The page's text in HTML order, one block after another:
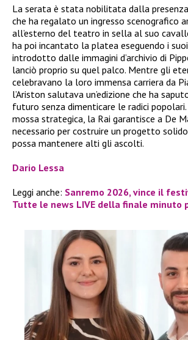
La serata è stata nobilitata dalla
che ha regalato un ingresso scenografico
all’esterno del teatro in sella al suo
ha poi incantato la platea eseguendo i
introdotto dalle immagini d’archivio di
lanciò proprio su quel palco. Mentre gli
celebravano la loro immensa carriera da
l’Ariston salutava un’edizione che ha
futuro senza dimenticare le radici
mossa strategica, la Rai garantisce a De
necessario per costruire un progetto
possa mantenere alti gli ascolti.
Dario Lessa
Leggi anche: Sanremo 2026, vince il
Tutte le news LIVE della finale minuto